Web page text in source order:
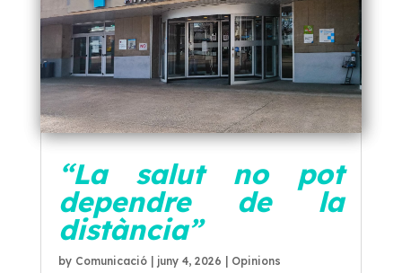
“La salut no pot
dependre de la
distància”
by Comunicació| juny 4, 2026 Opinions